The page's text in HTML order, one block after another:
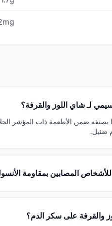
لـ شاي اللوز والقرفة؟
الجلايسيمي لـ شاي اللوز والقرفة 10، مما يصنفه ضمن
المصابين بمقاومة
والقرفة على سكر الدم؟